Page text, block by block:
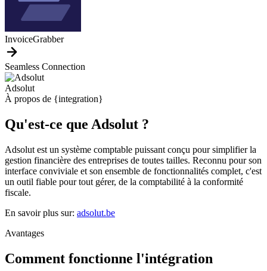
InvoiceGrabber
Seamless Connection
Adsolut
À propos de {integration}
Qu'est-ce que Adsolut ?
Adsolut est un système comptable puissant conçu pour simplifier la
gestion financière des entreprises de toutes tailles. Reconnu pour son
interface conviviale et son ensemble de fonctionnalités complet, c'est
un outil fiable pour tout gérer, de la comptabilité à la conformité
fiscale.
En savoir plus sur: adsolut.be
Avantages
Comment fonctionne l'intégration